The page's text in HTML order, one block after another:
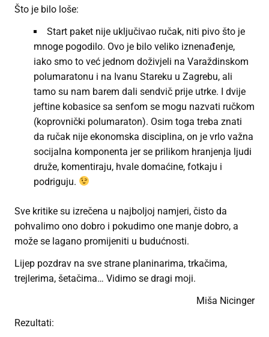
Što je bilo loše:
Start paket nije uključivao ručak, niti pivo što je
mnoge pogodilo. Ovo je bilo veliko iznenađenje,
iako smo to već jednom doživjeli na Varaždinskom
polumaratonu i na Ivanu Stareku u Zagrebu, ali
tamo su nam barem dali sendvič prije utrke. I dvije
jeftine kobasice sa senfom se mogu nazvati ručkom
(koprovnički polumaraton). Osim toga treba znati
da ručak nije ekonomska disciplina, on je vrlo važna
socijalna komponenta jer se prilikom hranjenja ljudi
druže, komentiraju, hvale domaćine, fotkaju i
podriguju.
Sve kritike su izrečena u najboljoj namjeri, čisto da
pohvalimo ono dobro i pokudimo one manje dobro, a
može se lagano promijeniti u budućnosti.
Lijep pozdrav na sve strane planinarima, trkačima,
trejlerima, šetačima… Vidimo se dragi moji.
Miša Nicinger
Rezultati: